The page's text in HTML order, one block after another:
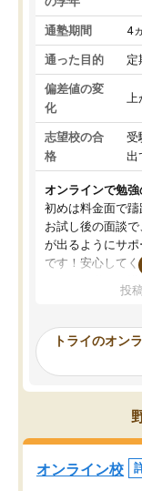
通塾期間 4
通った目的 定
偏差値の変
化
志望校の合
格
受
出
オンラインで勉強
初めは料金面で躊
お試し後の面談
が出るようにサ
です！安心して
ないのは私たち
ってくださり、
ったんですが、
み、徐々に成績が
思っていました
を的確に指導い
くりするほど楽
塾を受けていま
つ成績も上がり、
てきたので、さら
投
トライのオン
オンライン校